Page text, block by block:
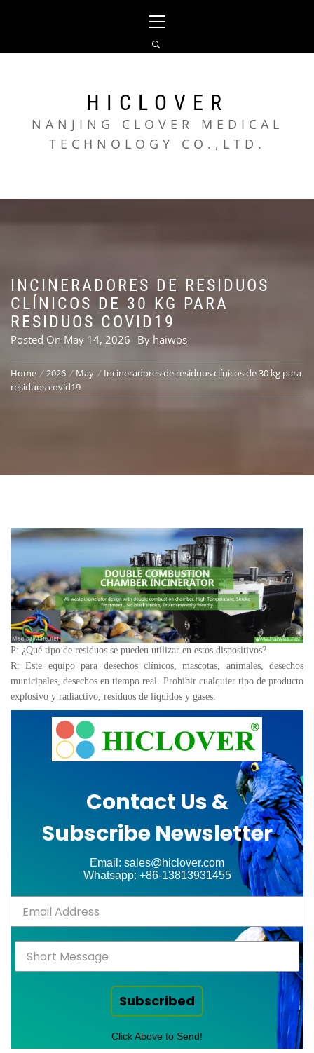
Menu
HICLOVER
NANJING CLOVER MEDICAL
TECHNOLOGY CO.,LTD.
INCINERADORES DE RESIDUOS
CLÍNICOS DE 30 KG PARA
RESIDUOS COVID19
Posted On May 14, 2026 By haiwos
Home 2026 May
Incineradores de residuos clínicos de 30 kg para
residuos covid19
P: ¿Qué tipo de residuos se pueden utilizar en estos dispositivos?
R: Este equipo para desechos clínicos, mascotas, animales, desechos
municipales, desechos en tiempo real. Prohibir cualquier tipo de producto
explosivo y radiactivo, residuos de líquidos y gases.
Contact Us &
Subscribe Newsletter
Email: sales@hiclover.com
Whatsapp: +86-13813931455
Subscribed
Click Above to Send!